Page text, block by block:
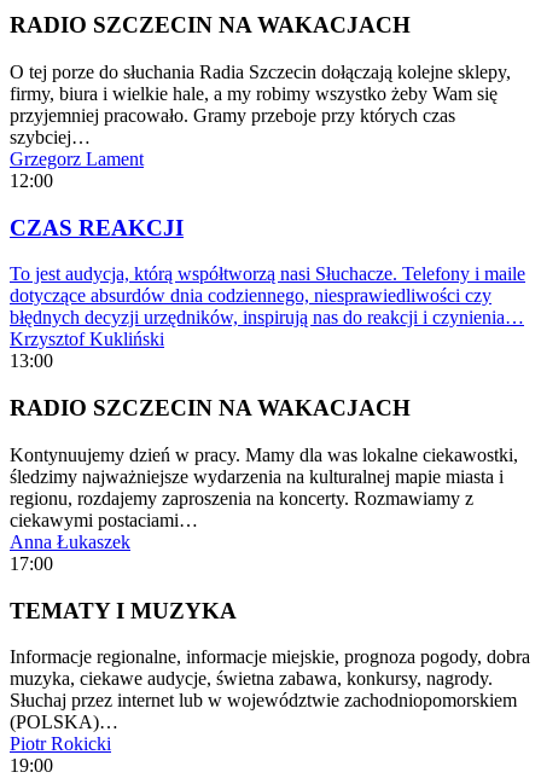
RADIO SZCZECIN NA WAKACJACH
O tej porze do słuchania Radia Szczecin dołączają kolejne sklepy,
firmy, biura i wielkie hale, a my robimy wszystko żeby Wam się
przyjemniej pracowało. Gramy przeboje przy których czas
szybciej…
Grzegorz Lament
12:00
CZAS REAKCJI
To jest audycja, którą współtworzą nasi Słuchacze. Telefony i maile
dotyczące absurdów dnia codziennego, niesprawiedliwości czy
błędnych decyzji urzędników, inspirują nas do reakcji i czynienia…
Krzysztof Kukliński
13:00
RADIO SZCZECIN NA WAKACJACH
Kontynuujemy dzień w pracy. Mamy dla was lokalne ciekawostki,
śledzimy najważniejsze wydarzenia na kulturalnej mapie miasta i
regionu, rozdajemy zaproszenia na koncerty. Rozmawiamy z
ciekawymi postaciami…
Anna Łukaszek
17:00
TEMATY I MUZYKA
Informacje regionalne, informacje miejskie, prognoza pogody, dobra
muzyka, ciekawe audycje, świetna zabawa, konkursy, nagrody.
Słuchaj przez internet lub w województwie zachodniopomorskiem
(POLSKA)…
Piotr Rokicki
19:00